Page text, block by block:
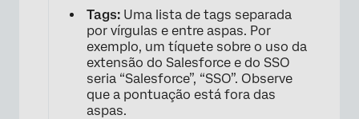
Tags: Uma lista de tags separada
por vírgulas e entre aspas. Por
exemplo, um tíquete sobre o uso da
extensão do Salesforce e do SSO
seria “Salesforce”, “SSO”. Observe
que a pontuação está fora das
aspas.